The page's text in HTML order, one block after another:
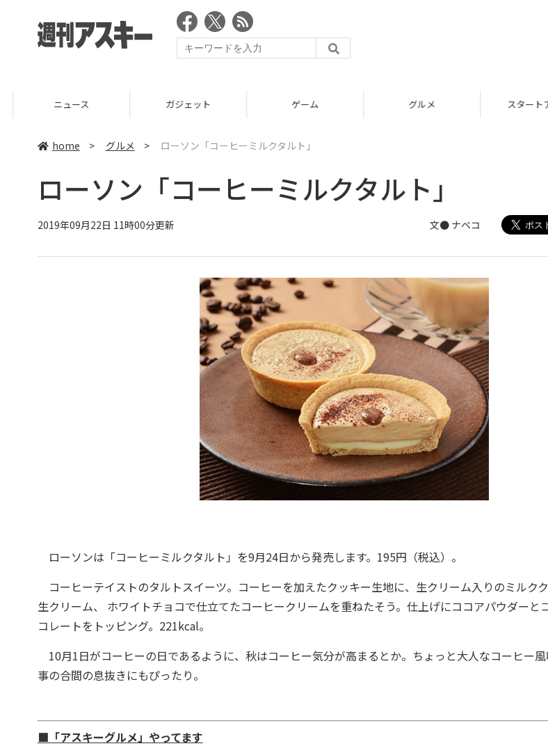
ニュース ガジェット ゲーム グルメ スタートア
home > グルメ > ローソン「コーヒーミルクタルト」
ローソン「コーヒーミルクタルト」
2019年09月22日 11時00分更新 文● ナベコ
ローソンは「コーヒーミルクタルト」を9月24日から発売します。195円（税込）。
コーヒーテイストのタルトスイーツ。コーヒーを加えたクッキー生地に、生クリーム入りのミルク
生クリーム、 ホワイトチョコで仕立てたコーヒークリームを重ねたそう。仕上げにココアパウダーと
コレートをトッピング。221kcal。
10月1日がコーヒーの日であるように、秋はコーヒー気分が高まるとか。ちょっと大人なコーヒー
事の合間の息抜きにもぴったり。
■「アスキーグルメ」やってます